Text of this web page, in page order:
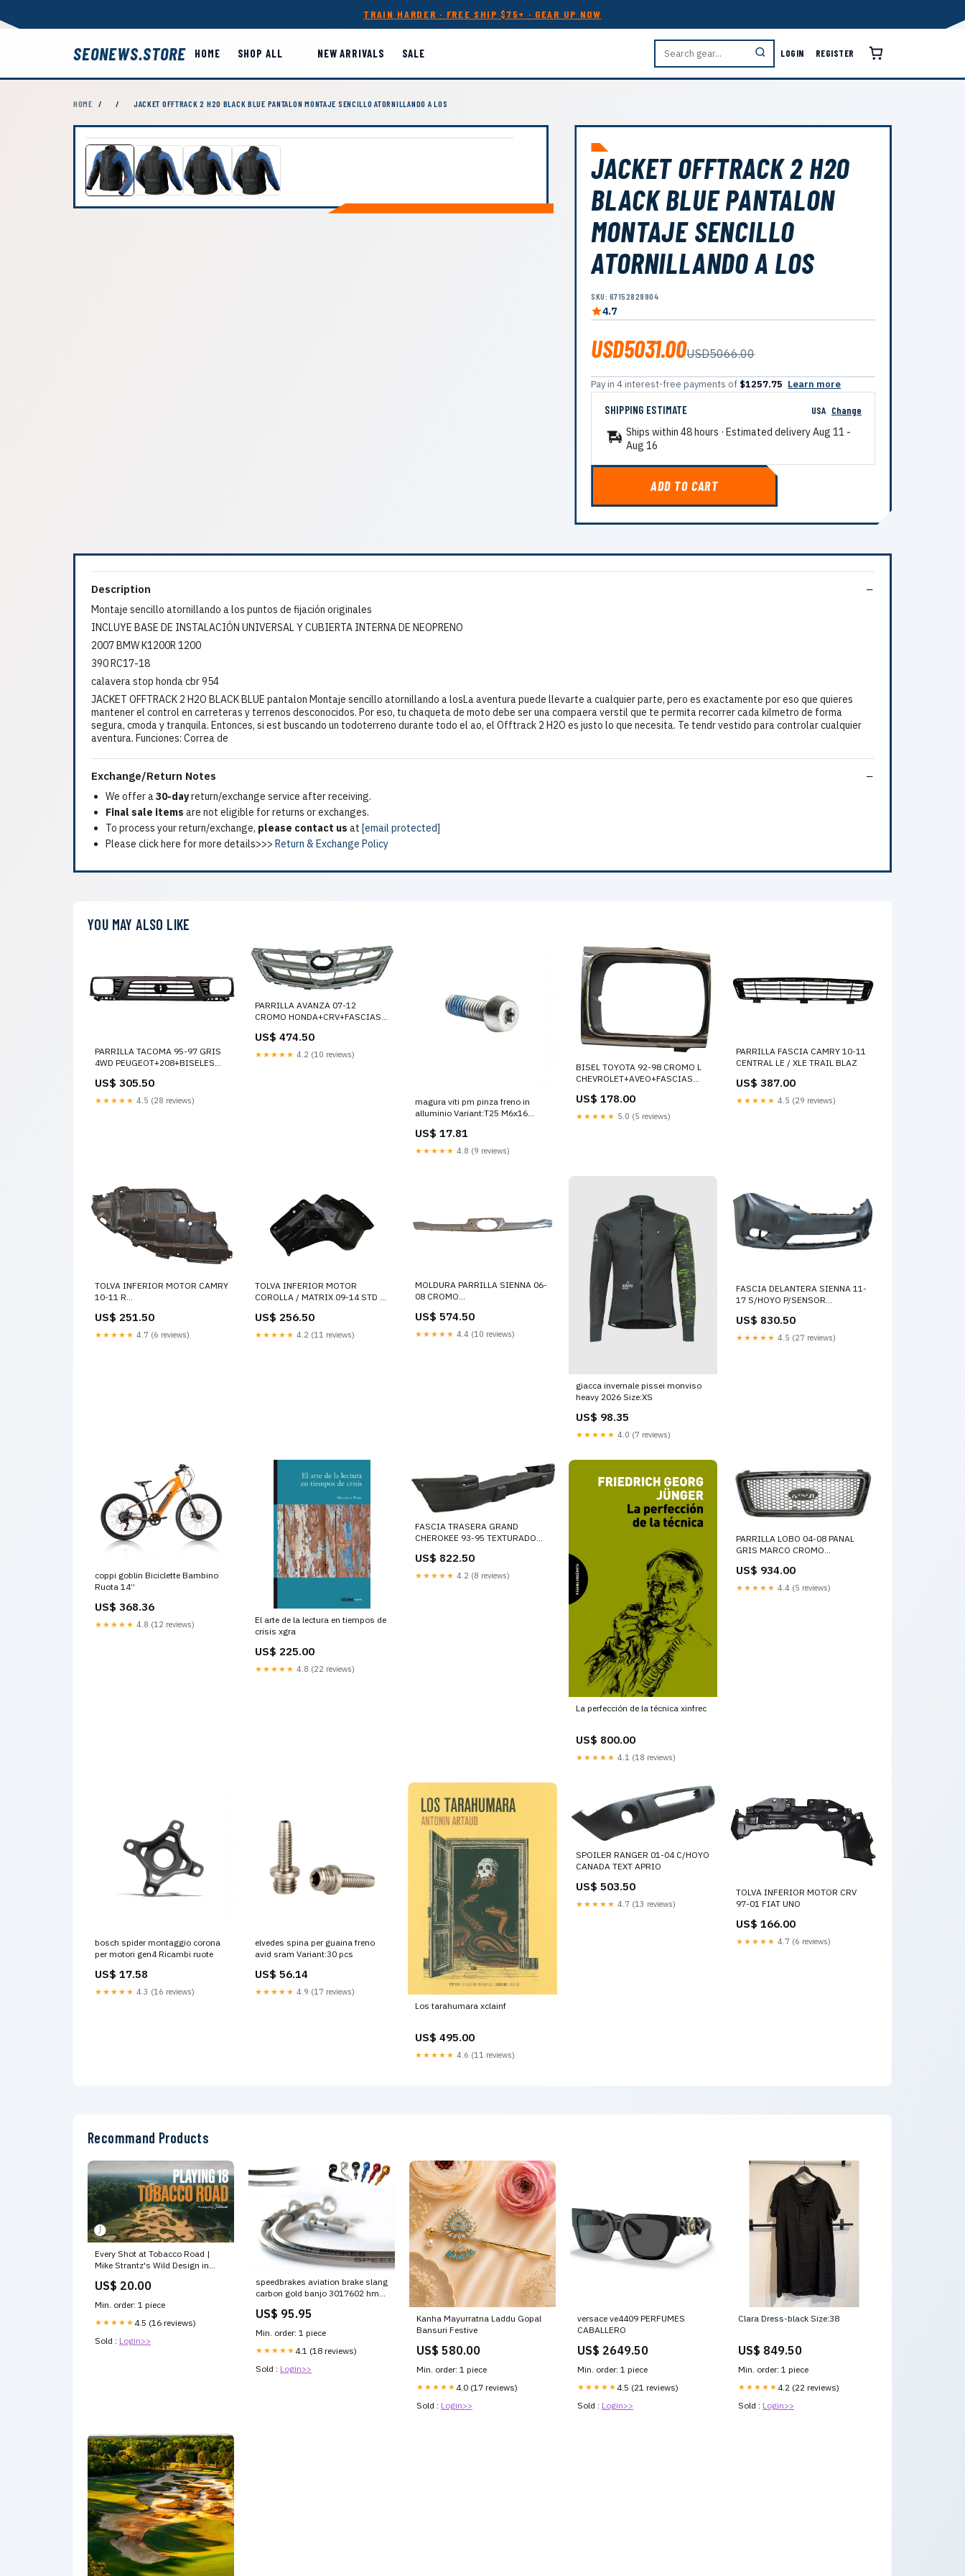
TRAIN HARDER · FREE SHIP $75+ · GEAR UP NOW
SEONEWS.STORE HOME SHOP ALL NEW ARRIVALS SALE LOGIN REGISTER
HOME / / JACKET OFFTRACK 2 H2O BLACK BLUE PANTALON MONTAJE SENCILLO ATORNILLANDO A LOS
JACKET OFFTRACK 2 H2O
BLACK BLUE PANTALON
MONTAJE SENCILLO
ATORNILLANDO A LOS
SKU: 67152829904
4.7
USD5031.00USD5066.00
Pay in 4 interest-free payments of $1257.75 Learn more
SHIPPING ESTIMATE USA Change
Ships within 48 hours · Estimated deliveryAug 11 -
Aug 16
ADD TO CART
Description
Montaje sencillo atornillando a los puntos de fijación originales
INCLUYE BASE DE INSTALACIÓN UNIVERSAL Y CUBIERTA INTERNA DE NEOPRENO
2007 BMW K1200R 1200
390 RC17-18
calavera stop honda cbr 954
JACKET OFFTRACK 2 H2O BLACK BLUE pantalon Montaje sencillo atornillando a losLa aventura puede llevarte a cualquier parte, pero es exactamente por eso que quieres
mantener el control en carreteras y terrenos desconocidos. Por eso, tu chaqueta de moto debe ser una compaera verstil que te permita recorrer cada kilmetro de forma
segura, cmoda y tranquila. Entonces, si est buscando un todoterreno durante todo el ao, el Offtrack 2 H2O es justo lo que necesita. Te tendr vestido para controlar cualquier
aventura. Funciones: Correa de
Exchange/Return Notes
We offer a30-dayreturn/exchange service after receiving.
Final sale items are not eligible for returns or exchanges.
To process your return/exchange, please contact us at [email protected]
Please click here for more details>>> Return & Exchange Policy
YOU MAY ALSO LIKE
PARRILLA TACOMA 95-97 GRIS
4WD PEUGEOT+208+BISELES
US$ 305.50
★★★★★ 4.5 (28 reviews)
PARRILLA AVANZA 07-12
CROMO HONDA+CRV+FASCIAS
US$ 474.50
★★★★★ 4.2 (10 reviews)
magura viti pm pinza freno in
alluminio Variant:T25 M6x16
US$ 17.81
★★★★★ 4.8 (9 reviews)
BISEL TOYOTA 92-98 CROMO L
CHEVROLET+AVEO+FASCIAS
US$ 178.00
★★★★★ 5.0 (5 reviews)
PARRILLA FASCIA CAMRY 10-11
CENTRAL LE / XLE TRAIL BLAZ
US$ 387.00
★★★★★ 4.5 (29 reviews)
TOLVA INFERIOR MOTOR CAMRY
10-11 R
DELANTERAS
US$ 251.50
★★★★★ 4.7 (6 reviews)
TOLVA INFERIOR MOTOR
COROLLA / MATRIX 09-14 STD L
INFERIORES DE MOTOR
US$ 256.50
★★★★★ 4.2 (11 reviews)
MOLDURA PARRILLA SIENNA 06-
08 CROMO
INFERIORES DE MOTOR
US$ 574.50
★★★★★ 4.4 (10 reviews)
giacca invernale pissei monviso
heavy 2026 Size:XS
US$ 98.35
★★★★★ 4.0 (7 reviews)
FASCIA DELANTERA SIENNA 11-
17 S/HOYO P/SENSOR
TRASERAS
US$ 830.50
★★★★★ 4.5 (27 reviews)
coppi goblin Biciclette Bambino
Ruota 14”
US$ 368.36
★★★★★ 4.8 (12 reviews)
El arte de la lectura en tiempos de
crisis xgra
US$ 225.00
★★★★★ 4.8 (22 reviews)
FASCIA TRASERA GRAND
CHEROKEE 93-95 TEXTURADO
DELANTERAS
US$ 822.50
★★★★★ 4.2 (8 reviews)
La perfección de la técnica xinfrec
US$ 800.00
★★★★★ 4.1 (18 reviews)
PARRILLA LOBO 04-08 PANAL
GRIS MARCO CROMO
DELANTERAS
US$ 934.00
★★★★★ 4.4 (5 reviews)
bosch spider montaggio corona
per motori gen4 Ricambi ruote
US$ 17.58
★★★★★ 4.3 (16 reviews)
elvedes spina per guaina freno
avid sram Variant:30 pcs
US$ 56.14
★★★★★ 4.9 (17 reviews)
Los tarahumara xclainf
US$ 495.00
★★★★★ 4.6 (11 reviews)
SPOILER RANGER 01-04 C/HOYO
CANADA TEXT APRIO
US$ 503.50
★★★★★ 4.7 (13 reviews)
TOLVA INFERIOR MOTOR CRV
97-01 FIAT UNO
US$ 166.00
★★★★★ 4.7 (6 reviews)
Recommand Products
Every Shot at Tobacco Road |
Mike Strantz's Wild Design in
US$ 20.00
Min. order: 1 piece
★★★★★ 4.5 (16 reviews)
Sold : Login>>
speedbrakes aviation brake slang
carbon gold banjo 3017602 hm-
US$ 95.95
Min. order: 1 piece
★★★★★ 4.1 (18 reviews)
Sold : Login>>
Kanha Mayurratna Laddu Gopal
Bansuri Festive
US$ 580.00
Min. order: 1 piece
★★★★★ 4.0 (17 reviews)
Sold : Login>>
versace ve4409 PERFUMES
CABALLERO
US$ 2649.50
Min. order: 1 piece
★★★★★ 4.5 (21 reviews)
Sold : Login>>
Clara Dress-black Size:38
US$ 849.50
Min. order: 1 piece
★★★★★ 4.2 (22 reviews)
Sold : Login>>